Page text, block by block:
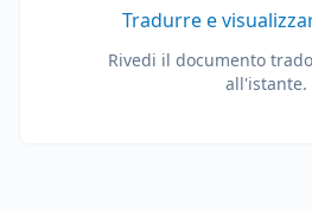
Tradurre e
Rivedi il documento
all'istante.